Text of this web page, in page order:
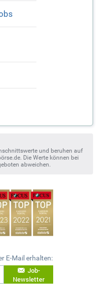
und beruhen auf
Die Werte können bei
abweichen.
E-Mail erhalten:
Job-
Newsletter